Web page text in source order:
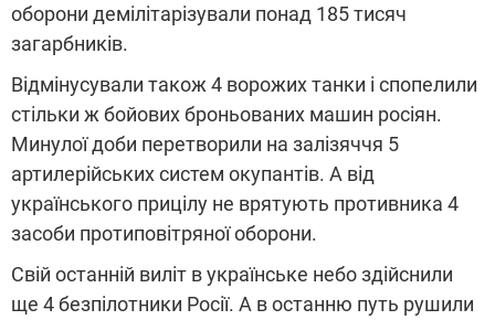
оборони демілітарізували понад 185 тисяч
загарбників.
Відмінусували також 4 ворожих танки і спопелили
стільки ж бойових броньованих машин росіян.
Минулої доби перетворили на залізяччя 5
артилерійських систем окупантів. А від
українського прицілу не врятують противника 4
засоби протиповітряної оборони.
Свій останній виліт в українське небо здійснили
ще 4 безпілотники Росії. А в останню путь рушили